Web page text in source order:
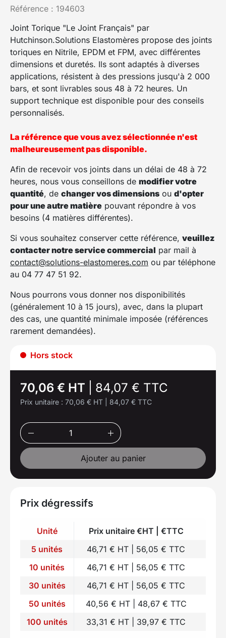
Référence : 194603
Joint Torique "Le Joint Français" par
Hutchinson.Solutions Elastomères propose des joints
toriques en Nitrile, EPDM et FPM, avec différentes
dimensions et duretés. Ils sont adaptés à diverses
applications, résistent à des pressions jusqu'à 2 000
bars, et sont livrables sous 48 à 72 heures. Un
support technique est disponible pour des conseils
personnalisés.
La référence que vous avez sélectionnée n'est
malheureusement pas disponible.
Afin de recevoir vos joints dans un délai de 48 à 72
heures, nous vous conseillons de modifier votre
quantité, de changer vos dimensions ou d'opter
pour une autre matière pouvant répondre à vos
besoins (4 matières différentes).
Si vous souhaitez conserver cette référence, veuillez
contacter notre service commercial par mail à
contact@solutions-elastomeres.com ou par téléphone
au 04 77 47 51 92.
Nous pourrons vous donner nos disponibilités
(généralement 10 à 15 jours), avec, dans la plupart
des cas, une quantité minimale imposée (références
rarement demandées).
Hors stock
70,06 € HT 84,07 € TTC
Prix unitaire : 70,06 € HT 84,07 € TTC
Ajouter au panier
Prix dégressifs
Unité
Prix unitaire €HT | €TTC
5 unités
46,71 € HT | 56,05 € TTC
10 unités
46,71 € HT | 56,05 € TTC
30 unités
46,71 € HT | 56,05 € TTC
50 unités
40,56 € HT | 48,67 € TTC
100 unités
33,31 € HT | 39,97 € TTC